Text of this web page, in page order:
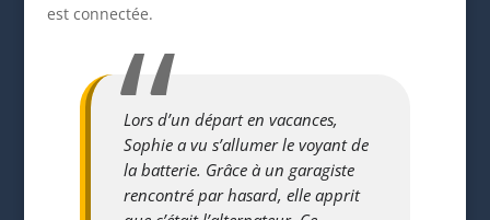
est connectée.
Lors d’un départ en vacances,
Sophie a vu s’allumer le voyant de
la batterie. Grâce à un garagiste
rencontré par hasard, elle apprit